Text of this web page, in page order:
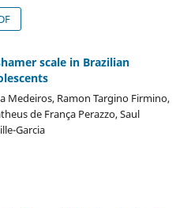
scale in Brazilian
Medeiros, Ramon Targino Firmino,
de França Perazzo, Saul
Garcia